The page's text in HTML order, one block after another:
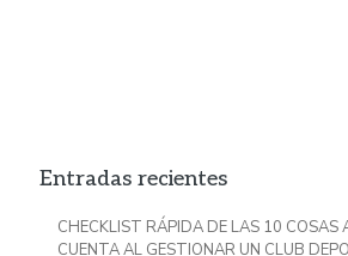
Entradas recientes
CHECKLIST RÁPIDA DE LAS 10 COSAS
CUENTA AL GESTIONAR UN CLUB